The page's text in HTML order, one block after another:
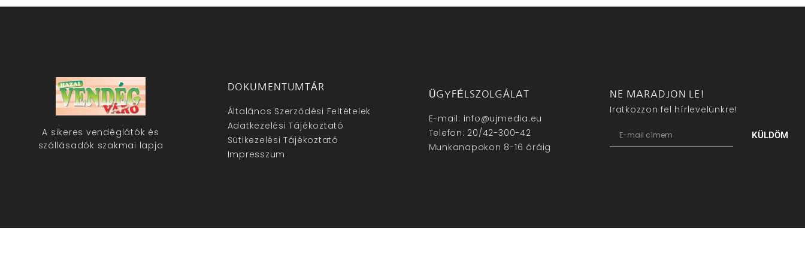
A sikeres vendéglátók és
szállásadók szakmai lapja
DOKUMENTUMTÁR
Általános Szerződési Feltételek
Adatkezelési Tájékoztató
Sütikezelési Tájékoztató
Impresszum
ÜGYFÉLSZOLGÁLAT
E-mail: info@ujmedia.eu
Telefon: 20/42-300-42
Munkanapokon 8-16 óráig
NE MARADJON LE!
Iratkozzon fel hírlevelünkre!
KÜLDÖM